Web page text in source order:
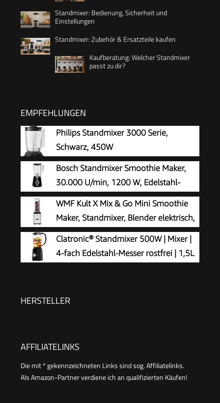
Standmixer: Bedienung, Sicherheit und
Einstellungen
Standmixer: Zubehör & Ersatzteile kaufen
Kaufberatung: Welcher Standmixer
passt zu dir?
EMPFEHLUNGEN
Philips Standmixer 3000 Serie,
Schwarz, 450W
Bosch Standmixer Smoothie Maker,
30.000 U/min, 1200 W, Edelstahl-
Klingen, 1,5l Kunststoff-Mixbehälter
(Tritan), spülmaschinenfeste Teile, Made in
Europe, VitaPower Serie 4 MMB6141B
WMF Kult X Mix & Go Mini Smoothie
Maker, Standmixer, Blender elektrisch,
Shake Mixer 300 Watt Leistung, Tritan-
Kunststoff Flasche 600ml, auslaufsicherer
Schraubdeckel, rutschfeste Füße, Silber/Schwarz
Clatronic® Standmixer 500W | Mixer |
4-fach Edelstahl-Messer rostfrei | 1,5L
Nachfüllöffnung | UM 3845
HERSTELLER
AFFILIATELINKS
Die mit * gekennzeichneten Links sind sog. Affiliatelinks.
Als Amazon-Partner verdiene ich an qualifizierten Käufen!